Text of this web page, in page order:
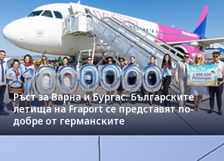
Ръст за Варна и Бургас: Българските
летища на Fraport се представят по-
добре от германските